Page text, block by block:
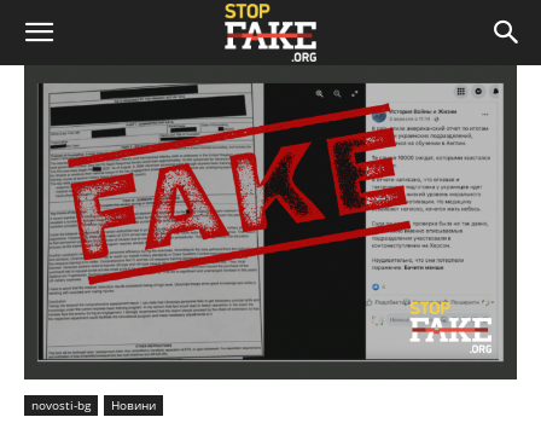
novosti-bg Новини